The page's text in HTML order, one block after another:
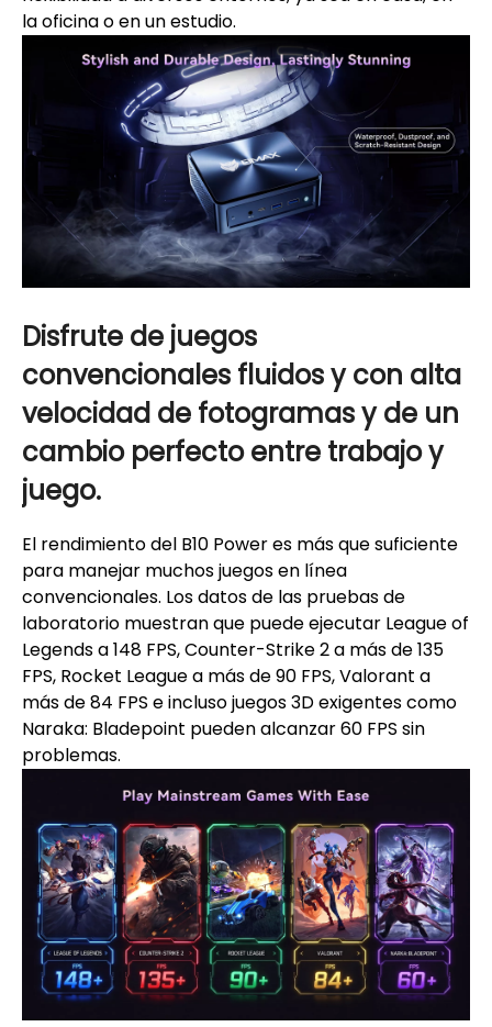
la oficina o en un estudio.
Disfrute de juegos
convencionales fluidos y con alta
velocidad de fotogramas y de un
cambio perfecto entre trabajo y
juego.
El rendimiento del B10 Power es más que suficiente
para manejar muchos juegos en línea
convencionales. Los datos de las pruebas de
laboratorio muestran que puede ejecutar League of
Legends a 148 FPS, Counter-Strike 2 a más de 135
FPS, Rocket League a más de 90 FPS, Valorant a
más de 84 FPS e incluso juegos 3D exigentes como
Naraka: Bladepoint pueden alcanzar 60 FPS sin
problemas.